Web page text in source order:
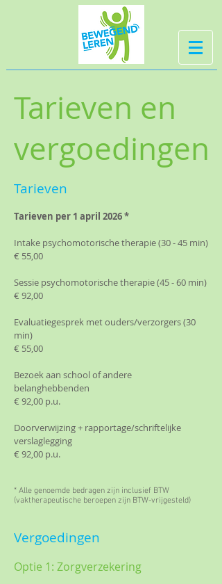
Tarieven en
vergoedingen
Tarieven
Tarieven per 1 april 2026*
Intake psychomotorische therapie (30 - 45 min)
€ 55,00
Sessie psychomotorische therapie (45 - 60 min)
€ 92,00
Evaluatiegesprek met ouders/verzorgers (30
min)
€ 55,00
Bezoek aan school of andere
belanghebbenden
€ 92,00 p.u.
Doorverwijzing + rapportage/schriftelijke
verslaglegging
€ 92,00 p.u.
* Alle genoemde bedragen zijn inclusief BTW
(vaktherapeutische beroepen zijn BTW-vrijgesteld)
Vergoedingen
Optie 1: Zorgverzekering